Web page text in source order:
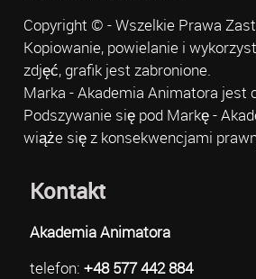
Copyright © - Wszelkie Prawa
Kopiowanie, powielanie i
zdjęć, grafik jest zabronione.
Marka - Akademia Animatora jest
Podszywanie się pod Markę -
wiąże się z konsekwencjami
Kontakt
Akademia Animatora
telefon: +48 577 442 884